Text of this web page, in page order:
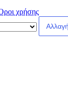
χρήσης